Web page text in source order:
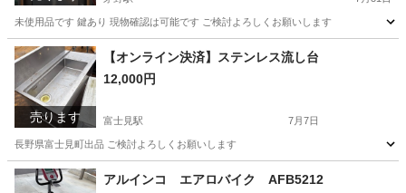
未使用品です 鍵あり 現物確認は可能です ご検討よろしくお願いします
長野 諏訪市 茅野駅 その他
売ります
【オンライン決済】ステンレス流し台
12,000円
富士見駅 7月7日
長野県富士見町出品 ご検討よろしくお願いします
長野 諏訪郡 富士見駅 流し台
アルインコ エアロバイク AFB5212